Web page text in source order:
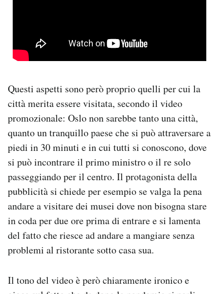
Questi aspetti sono però proprio quelli per cui la
città merita essere visitata, secondo il video
promozionale: Oslo non sarebbe tanto una città,
quanto un tranquillo paese che si può attraversare a
piedi in 30 minuti e in cui tutti si conoscono, dove
si può incontrare il primo ministro o il re solo
passeggiando per il centro. Il protagonista della
pubblicità si chiede per esempio se valga la pena
andare a visitare dei musei dove non bisogna stare
in coda per due ore prima di entrare e si lamenta
del fatto che riesce ad andare a mangiare senza
problemi al ristorante sotto casa sua.
Il tono del video è però chiaramente ironico e